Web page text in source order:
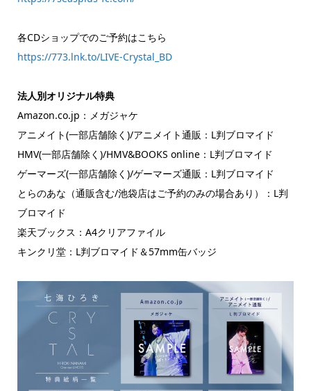
各CDショップでのご予約はこちら
https://773.lnk.to/LIVE-Crystal_BD
法人別オリジナル特典
Amazon.co.jp：メガジャケ
アニメイト(一部店舗除く)/アニメイト通販：L判ブロマイド
HMV(一部店舗除く)/HMV&BOOKS online：L判ブロマイド
ゲーマーズ(一部店舗除く)/ゲーマーズ通販：L判ブロマイド
とらのあな（通販含む/池袋店はご予約のみの場合あり）：L判
ブロマイド
楽天ブックス：A4クリアファイル
キンクリ堂：L判ブロマイド＆57mm缶バッジ